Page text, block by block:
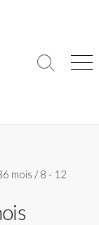
Search
mois /8 - 12